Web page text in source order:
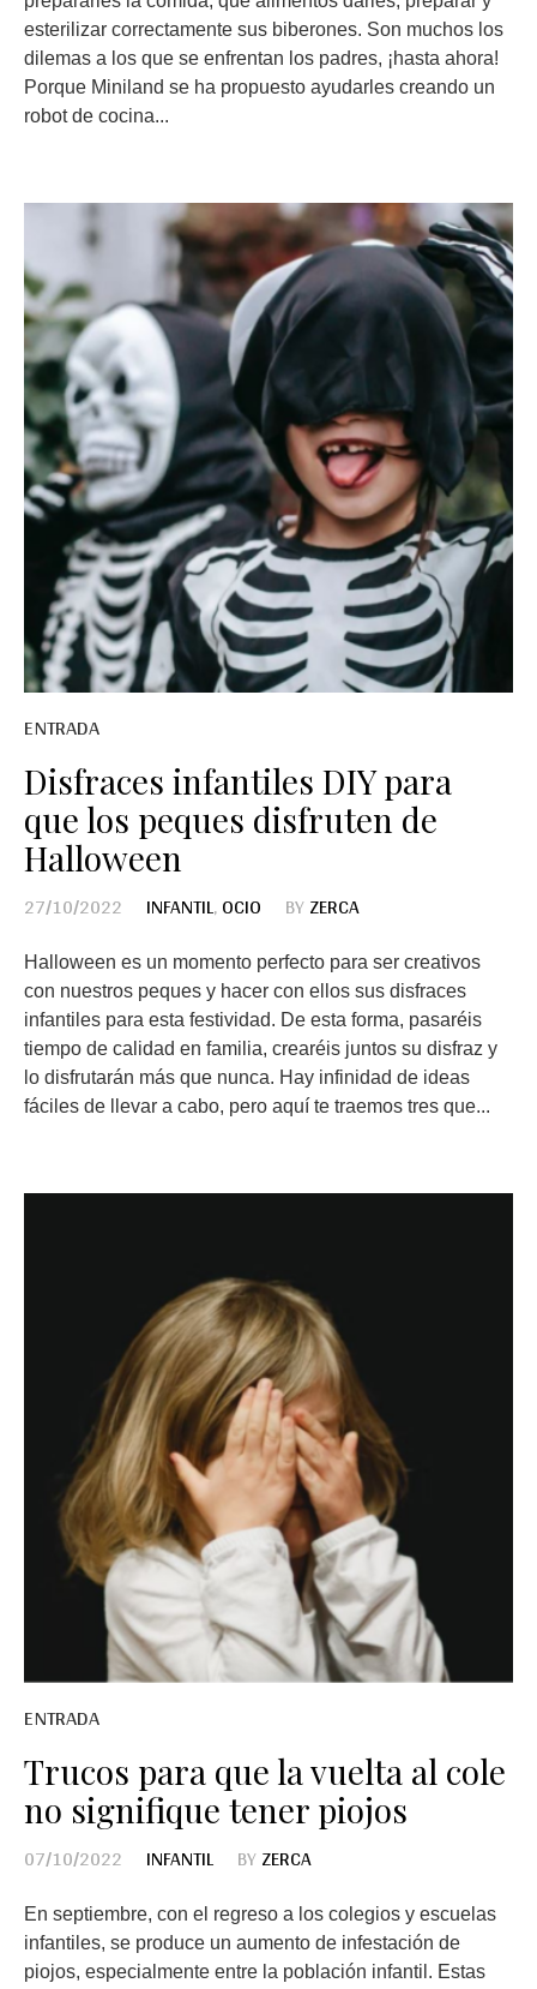
esterilizar correctamente sus biberones. Son muchos los
dilemas a los que se enfrentan los padres, ¡hasta ahora!
Porque Miniland se ha propuesto ayudarles creando un
robot de cocina...
ENTRADA
Disfraces infantiles DIY para
que los peques disfruten de
Halloween
27/10/2022 INFANTIL,OCIO BYZERCA
Halloween es un momento perfecto para ser creativos
con nuestros peques y hacer con ellos sus disfraces
infantiles para esta festividad. De esta forma, pasaréis
tiempo de calidad en familia, crearéis juntos su disfraz y
lo disfrutarán más que nunca. Hay infinidad de ideas
fáciles de llevar a cabo, pero aquí te traemos tres que...
ENTRADA
Trucos para que la vuelta al cole
no signifique tener piojos
07/10/2022 INFANTIL BYZERCA
En septiembre, con el regreso a los colegios y escuelas
infantiles, se produce un aumento de infestación de
piojos, especialmente entre la población infantil. Estas